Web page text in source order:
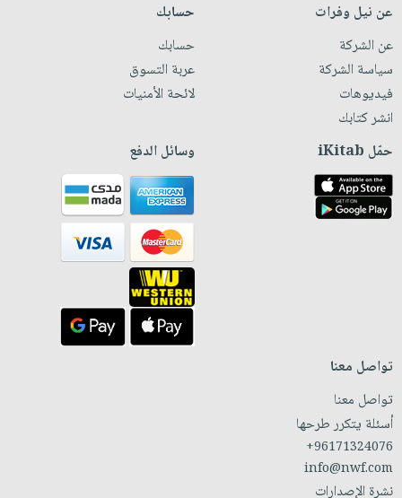
عن نيل وفرات
عن الشركة
سياسة الشركة
فيديوهات
انشر كتابك
حسابك
حسابك
عربة التسوق
لائحة الأمنيات
حمّل iKitab وسائل الدفع
تواصل معنا
تواصل معنا
أسئلة يتكرر طرحها
+96171324076
info@nwf.com
نشرة الإصدارات